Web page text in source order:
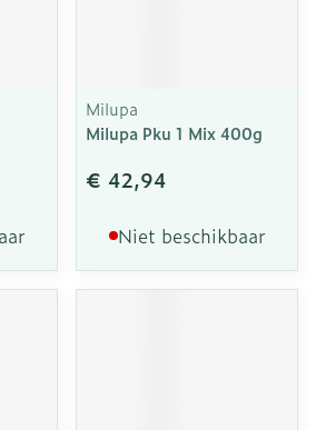
Milupa
Milupa Pku 1 Mix 400g
€ 42,94
Niet beschikbaar